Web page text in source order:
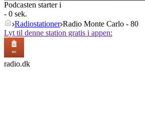
Podcasten starter i
- 0 sek.
Radiostationer Radio Monte Carlo - 80
Lyt til denne station gratis i appen:
radio.dk